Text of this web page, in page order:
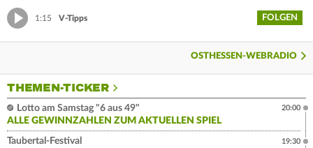
1:15 V-Tipps FOLGEN
OSTHESSEN-WEBRADIO
THEMEN-TICKER
Lotto am Samstag "6 aus 49"
ALLE GEWINNZAHLEN ZUM AKTUELLEN SPIEL
20:00
Taubertal-Festival
19:30